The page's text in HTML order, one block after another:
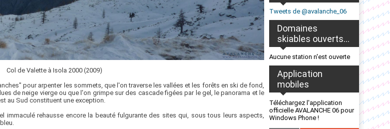
Col de Valette à Isola 2000 (2009)
pour arpenter les sommets, que l'on traverse les vallées et les forêts en ski de fond,
de neige vierge ou que l'on grimpe sur des cascade figées par le gel, le panorama et le
au Sud constituent une exception.
immaculé rehausse encore la beauté fulgurante des sites qui, sous tous leurs aspects,
Tweets de @avalanche_06
Domaines
skiables ouverts...
Aucune station n'est ouverte
Application
mobiles
Téléchargez l'application
officielle AVALANCHE 06 pour
Windows Phone !